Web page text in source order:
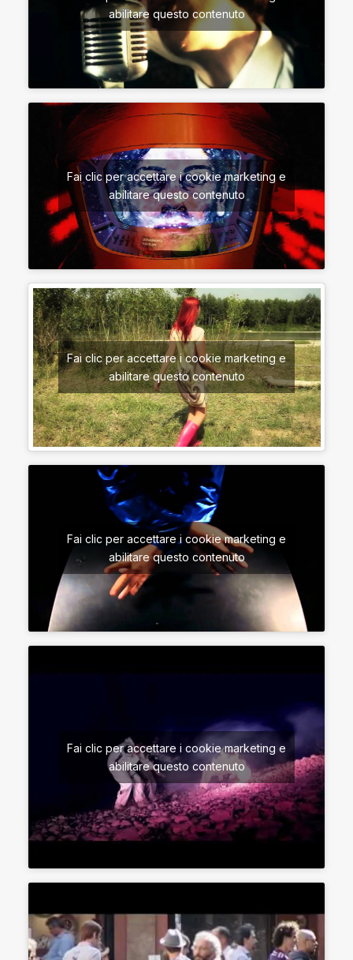
abilitare questo contenuto
Fai clic per accettare i cookie marketing e
abilitare questo contenuto
Fai clic per accettare i cookie marketing e
abilitare questo contenuto
Fai clic per accettare i cookie marketing e
abilitare questo contenuto
Fai clic per accettare i cookie marketing e
abilitare questo contenuto